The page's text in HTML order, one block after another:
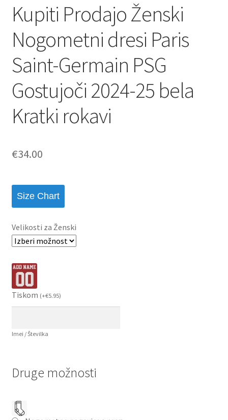
Kupiti Prodajo Ženski
Nogometni dresi Paris
Saint-Germain PSG
Gostujoči 2024-25 bela
Kratki rokavi
€34.00
Size Chart
Velikosti za Ženski
Tiskom (+€5.95)
Imei / Številka
Druge možnosti